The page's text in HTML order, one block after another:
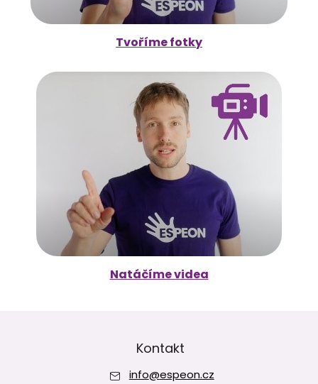
Tvoříme fotky
Natáčíme videa
Kontakt
info@espeon.cz